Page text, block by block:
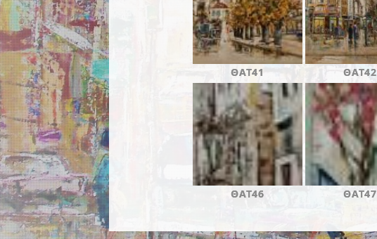
ΘΑΤ41 ΘΑΤ42
ΘΑΤ46 ΘΑΤ47